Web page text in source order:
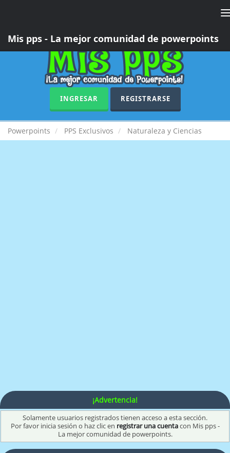
Mis pps - La mejor comunidad de powerpoints
INGRESAR REGISTRARSE
Powerpoints PPS Exclusivos Naturaleza y Ciencias
¡Advertencia!
Solamente usuarios registrados tienen acceso a esta sección.
Por favor inicia sesión o haz clic en registrar una cuentacon Mis pps -
La mejor comunidad de powerpoints.